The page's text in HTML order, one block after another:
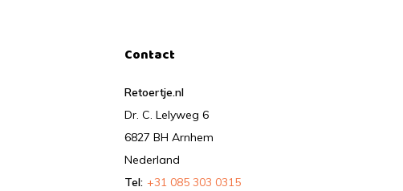
Contact
Retoertje.nl
Dr. C. Lelyweg 6
6827 BH Arnhem
Nederland
Tel: +31 085 303 0315